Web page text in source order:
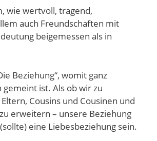
wie wertvoll, tragend,
auch Freundschaften mit
beigemessen als in
Beziehung“, womit ganz
ist. Als ob wir zu
Cousins und Cousinen und
erweitern – unsere Beziehung
eine Liebesbeziehung sein.